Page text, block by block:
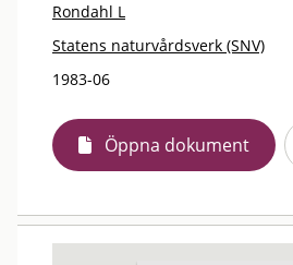
Rondahl L
Statens naturvårdsverk (SNV)
1983-06
Öppna dokument